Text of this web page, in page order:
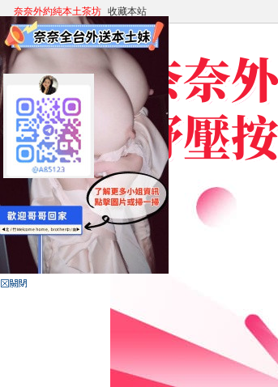
奈奈外約純本土茶坊 收藏本站